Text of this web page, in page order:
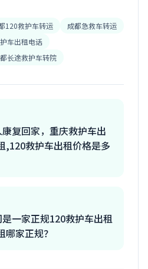
120救护车转运
成都急救车转运
车出租电话
长途救护车转院
复回家，重庆救护车出
,120救护车出租价格是多
一家正规120救护车出租
家正规？